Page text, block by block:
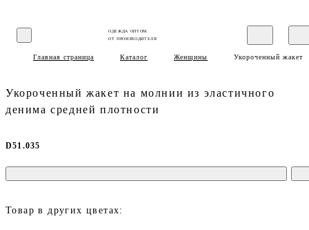
ОДЕЖДА ОПТОМ
ОТ ПРОИЗВОДИТЕЛЯ
Главная страница Каталог Женщины Укороченный жакет
Укороченный жакет на молнии из эластичного
денима средней плотности
D51.035
Товар в других цветах: